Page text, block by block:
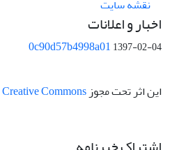
نقشه سایت
اخبار و اعلانات
0c90d57b4998a011397-02-04
این اثر تحت مجوز Creative Commons ارجاع 4.0 بین‌المللی